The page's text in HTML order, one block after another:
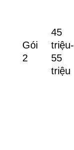
Gói
2
45
triệu-
55
triệu